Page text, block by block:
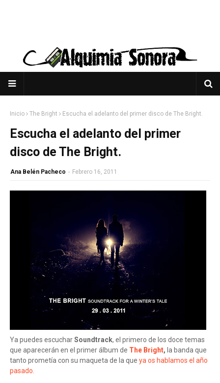
Inicio The Bright Escucha el adelanto del primer disco de The Bright.
Escucha el adelanto del primer
disco de The Bright.
Ana Belén Pacheco - Febrero 16, 2011
Ya puedes escucharSoundtrack, el primero de los doce temas
que aparecerán en el primer álbum de The Bright, la banda que
tanto prometía con su maqueta de la que ya os hablamos el año
pasado.